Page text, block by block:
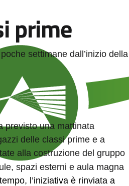
prime
settimane dall’inizio
previsto una mattinata
delle classi prime e a
alla costruzione del gruppo
spazi esterni e aula magna
l’iniziativa è rinviata a